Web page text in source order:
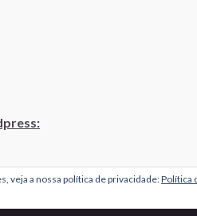
veja a nossa política de privacidade:Política